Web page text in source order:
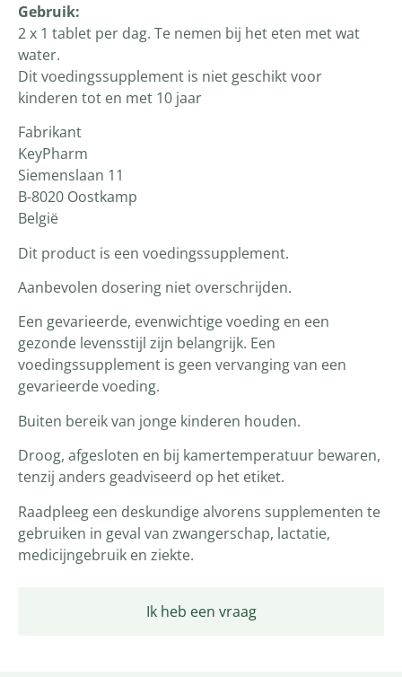
Ik heb een vraag
Gebruik:
2 x 1 tablet per dag. Te nemen bij het eten met wat
water.
Dit voedingssupplement is niet geschikt voor
kinderen tot en met 10 jaar
Fabrikant
KeyPharm
Siemenslaan 11
B-8020 Oostkamp
België
Dit product is een voedingssupplement.
Aanbevolen dosering niet overschrijden.
Een gevarieerde, evenwichtige voeding en een
gezonde levensstijl zijn belangrijk. Een
voedingssupplement is geen vervanging van een
gevarieerde voeding.
Buiten bereik van jonge kinderen houden.
Droog, afgesloten en bij kamertemperatuur bewaren,
tenzij anders geadviseerd op het etiket.
Raadpleeg een deskundige alvorens supplementen te
gebruiken in geval van zwangerschap, lactatie,
medicijngebruik en ziekte.